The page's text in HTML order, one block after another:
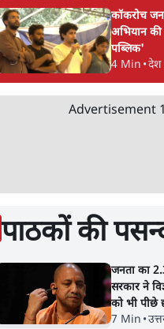
कॉकरोच
अभियान की
पब्लिक'
4 Min •देश
Advertisement
पाठकों की
जनता का
सरकार ने
को भी पीछे
7 Min •